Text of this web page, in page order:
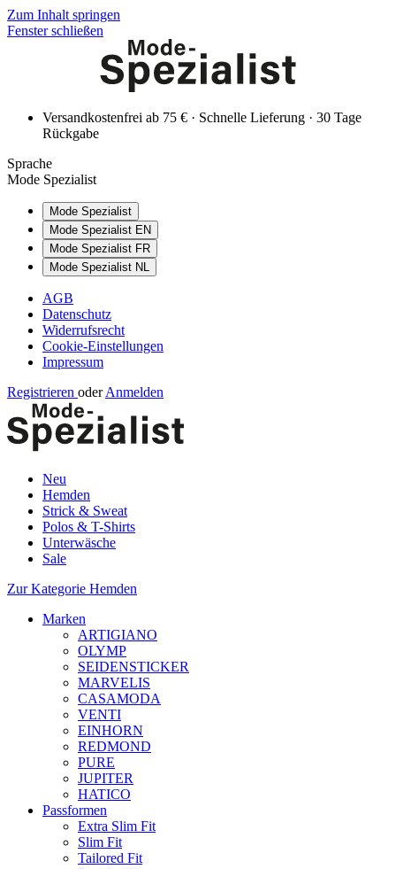
Zum Inhalt springen
Fenster schließen
Versandkostenfrei ab 75 € · Schnelle Lieferung · 30 Tage
Rückgabe
Sprache
Mode Spezialist
Mode Spezialist
Mode Spezialist EN
Mode Spezialist FR
Mode Spezialist NL
AGB
Datenschutz
Widerrufsrecht
Cookie-Einstellungen
Impressum
Registrieren oder Anmelden
Neu
Hemden
Strick & Sweat
Polos & T-Shirts
Unterwäsche
Sale
Zur Kategorie Hemden
Marken
ARTIGIANO
OLYMP
SEIDENSTICKER
MARVELIS
CASAMODA
VENTI
EINHORN
REDMOND
PURE
JUPITER
HATICO
Passformen
Extra Slim Fit
Slim Fit
Tailored Fit